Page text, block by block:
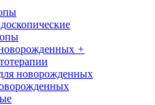
+
новорожденных